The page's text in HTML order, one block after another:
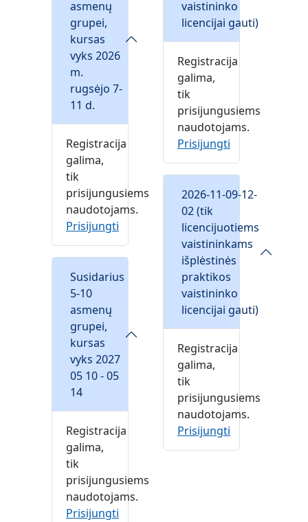
asmenų
grupei,
kursas
vyks 2026
m.
rugsėjo 7-
11 d.
Registracija
galima,
tik
prisijungusiems
naudotojams.
Prisijungti
Susidarius
5-10
asmenų
grupei,
kursas
vyks 2027
05 10 - 05
14
Registracija
galima,
tik
prisijungusiems
naudotojams.
Prisijungti
vaistininko
licencijai gauti)
Registracija
galima,
tik
prisijungusiems
naudotojams.
Prisijungti
2026-11-09-12-
02 (tik
licencijuotiems
vaistininkams
išplėstinės
praktikos
vaistininko
licencijai gauti)
Registracija
galima,
tik
prisijungusiems
naudotojams.
Prisijungti